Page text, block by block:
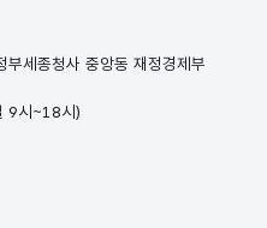
세종청사 중앙동 재정경제부
9시~18시)